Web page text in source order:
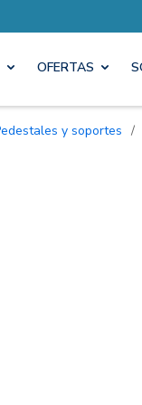
OFERTAS
Pedestales y soportes /